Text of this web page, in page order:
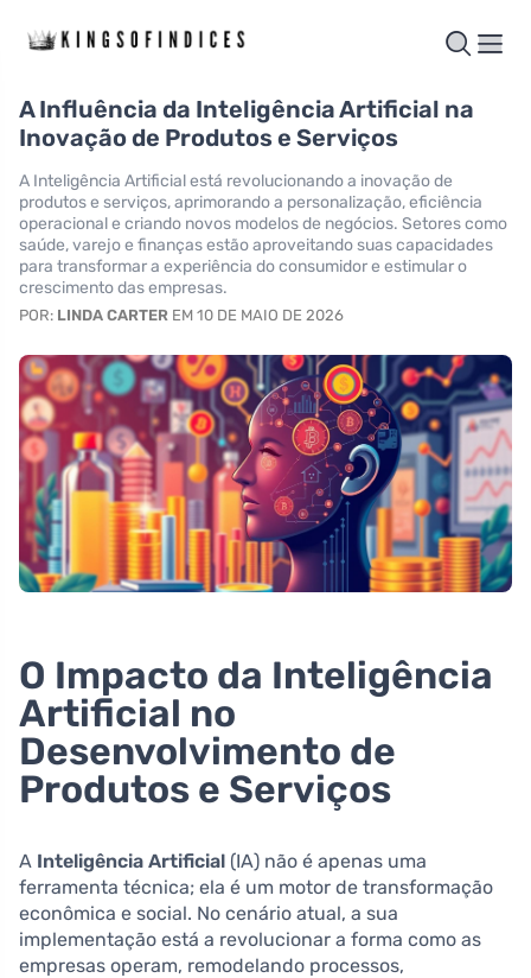
A Influência da Inteligência Artificial na
Inovação de Produtos e Serviços
A Inteligência Artificial está revolucionando a inovação de
produtos e serviços, aprimorando a personalização, eficiência
operacional e criando novos modelos de negócios. Setores como
saúde, varejo e finanças estão aproveitando suas capacidades
para transformar a experiência do consumidor e estimular o
crescimento das empresas.
POR: LINDA CARTER EM 10 DE MAIO DE 2026
O Impacto da Inteligência
Artificial no
Desenvolvimento de
Produtos e Serviços
A Inteligência Artificial (IA) não é apenas uma
ferramenta técnica; ela é um motor de transformação
econômica e social. No cenário atual, a sua
implementação está a revolucionar a forma como as
empresas operam, remodelando processos,